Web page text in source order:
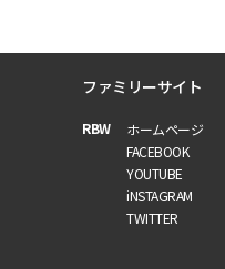
ファミリーサイト
RBW
ホームページ
FACEBOOK
YOUTUBE
iNSTAGRAM
TWITTER